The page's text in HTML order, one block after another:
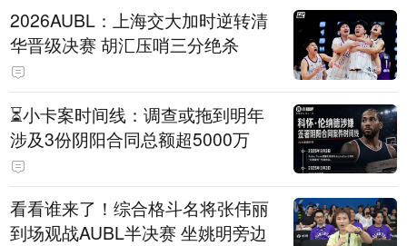
2026AUBL：上海交大加时逆转清
华晋级决赛 胡汇压哨三分绝杀
⏳️小卡案时间线：调查或拖到明年
涉及3份阴阳合同总额超5000万
看看谁来了！综合格斗名将张伟丽
到场观战AUBL半决赛 坐姚明旁边